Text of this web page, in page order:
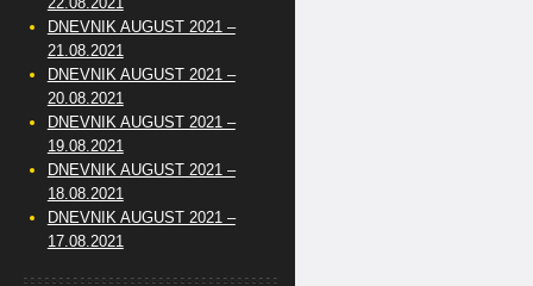
DNEVNIK AUGUST 2021 –
21.08.2021
DNEVNIK AUGUST 2021 –
20.08.2021
DNEVNIK AUGUST 2021 –
19.08.2021
DNEVNIK AUGUST 2021 –
18.08.2021
DNEVNIK AUGUST 2021 –
17.08.2021